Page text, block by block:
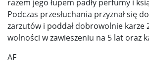
razem jego łupem padły perfumy i
Podczas przesłuchania przyznał się
zarzutów i poddał dobrowolnie karze
wolności w zawieszeniu na 5 lat oraz
AF